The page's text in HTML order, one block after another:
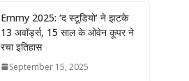
Emmy 2025: ‘द स्टूडियो’ ने झटके
13 अवॉर्ड्स, 15 साल के ओवेन कूपर ने
रचा इतिहास
September 15, 2025